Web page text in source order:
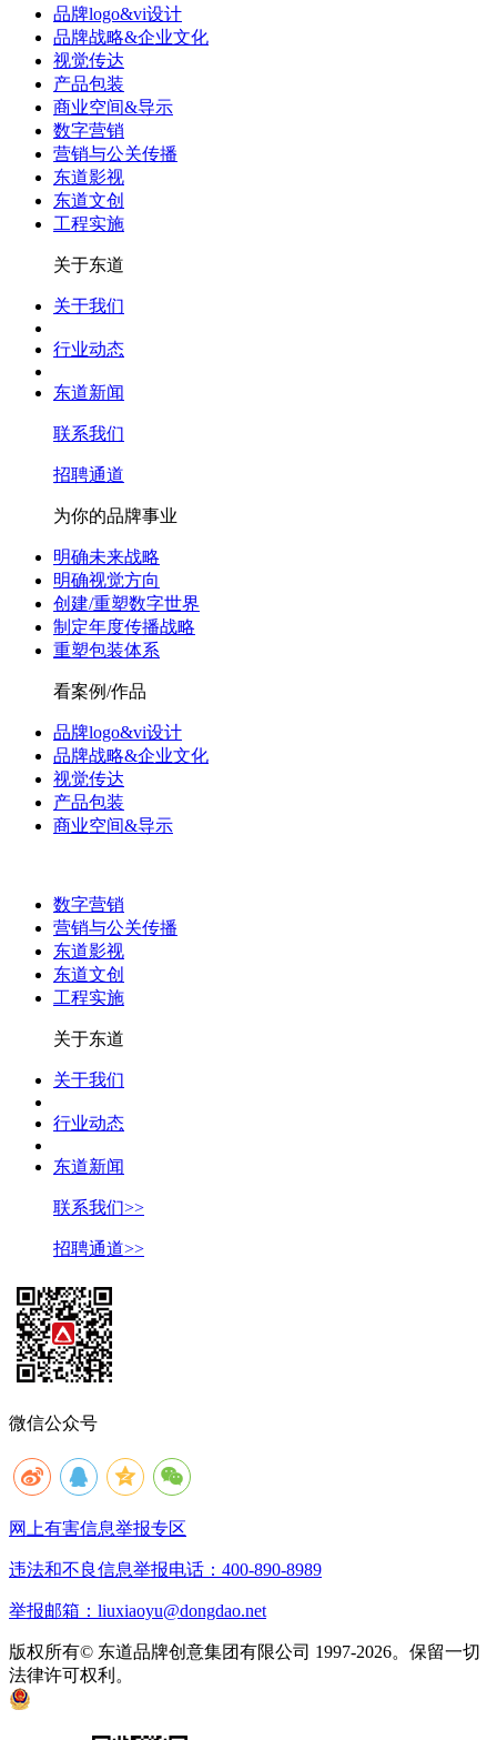
品牌logo&vi设计
品牌战略&企业文化
视觉传达
产品包装
商业空间&导示
数字营销
营销与公关传播
东道影视
东道文创
工程实施
关于东道
关于我们
行业动态
东道新闻
联系我们
招聘通道
为你的品牌事业
明确未来战略
明确视觉方向
创建/重塑数字世界
制定年度传播战略
重塑包装体系
看案例/作品
品牌logo&vi设计
品牌战略&企业文化
视觉传达
产品包装
商业空间&导示
数字营销
营销与公关传播
东道影视
东道文创
工程实施
关于东道
关于我们
行业动态
东道新闻
联系我们>>
招聘通道>>
微信公众号
网上有害信息举报专区
违法和不良信息举报电话：400-890-8989
举报邮箱：liuxiaoyu@dongdao.net
版权所有© 东道品牌创意集团有限公司 1997-2026。保留一切
法律许可权利。